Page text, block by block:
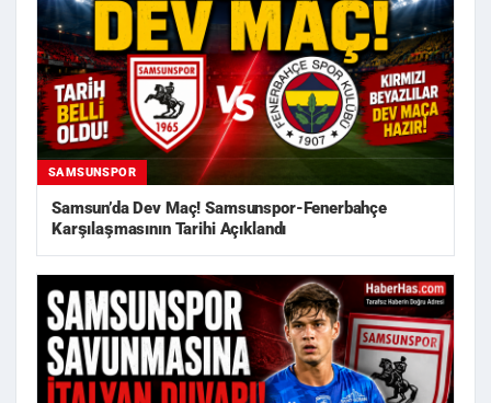
SAMSUNSPOR
Samsun’da Dev Maç! Samsunspor-Fenerbahçe
Karşılaşmasının Tarihi Açıklandı